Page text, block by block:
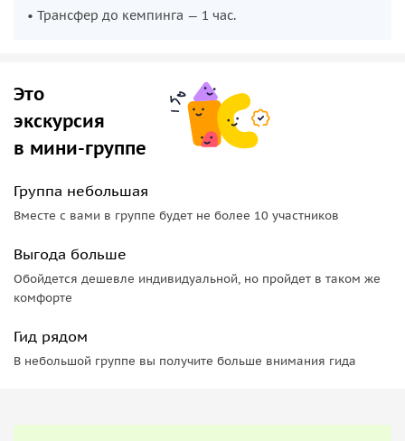
Во время Рамадана из шоу-программы исключают
• Трансфер до кемпинга — 1 час.
Это
экскурсия
в мини-группе
Группа небольшая
Вместе с вами в группе будет не более 10 участников
Выгода больше
Обойдется дешевле индивидуальной, но пройдет в таком же
комфорте
Гид рядом
В небольшой группе вы получите больше внимания гида